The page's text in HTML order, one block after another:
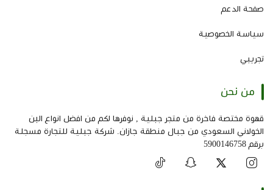
صفحة الدعم
سياسة الخصوصية
تجريبي
من نحن
قهوة مختصة فاخرة من متجر جبلية , نوفرها لكم من افضل انواع البن
الخولاني السعودي من جبال منطقة جازان. شركة جبلية للتجارة مسجلة
برقم 5900146758